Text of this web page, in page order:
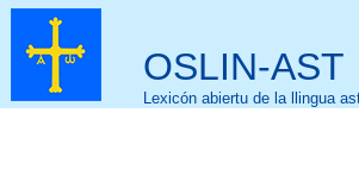
OSLIN-AST
Lexicón abiertu de la llingua